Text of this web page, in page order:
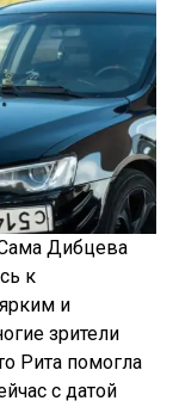
Дибцева
к
и
зрители
Рита помогла
с датой